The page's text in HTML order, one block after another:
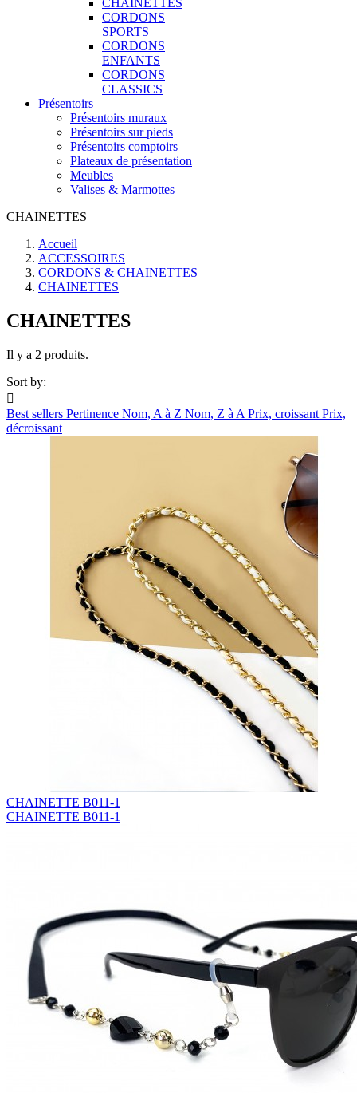
CHAINETTES
CORDONS
SPORTS
CORDONS
ENFANTS
CORDONS
CLASSICS
Présentoirs
Présentoirs muraux
Présentoirs sur pieds
Présentoirs comptoirs
Plateaux de présentation
Meubles
Valises & Marmottes
CHAINETTES
Accueil
ACCESSOIRES
CORDONS & CHAINETTES
CHAINETTES
CHAINETTES
Il y a 2 produits.
Sort by:

Best sellers Pertinence Nom, A à Z Nom, Z à A Prix, croissant Prix,
décroissant
CHAINETTE B011-1
CHAINETTE B011-1